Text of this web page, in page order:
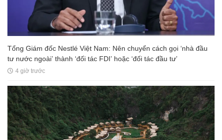
Tổng Giám đốc Nestlé Việt Nam: Nên chuyển cách gọi ‘nhà đầu
tư nước ngoài’ thành ‘đối tác FDI’ hoặc ‘đối tác đầu tư’
4 giờ trước